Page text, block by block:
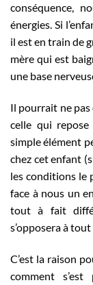
conséquence,
énergies. Si
il est en train de
mère qui est
une base
Il pourrait ne
celle qui
simple élément
chez cet enfant
les conditions le
face à nous un
tout à fait
s’opposera à
C’est la raison
comment s’est